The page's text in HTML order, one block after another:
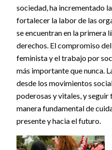
sociedad, ha incrementado
fortalecer la labor de las
se encuentran en la primera
derechos. El compromiso
feminista y el trabajo por
más importante que nunca.
desde los movimientos
poderosas y vitales, y seguir
manera fundamental de
presente y hacia el futuro.